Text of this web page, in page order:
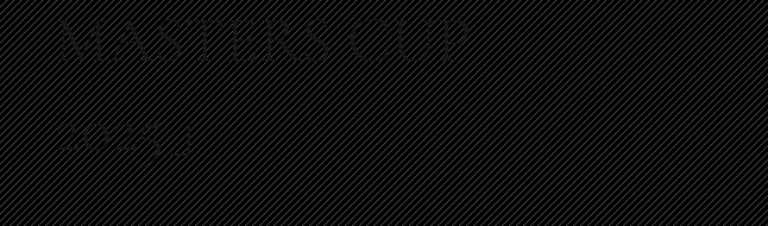
MASTERS CUP
2025」